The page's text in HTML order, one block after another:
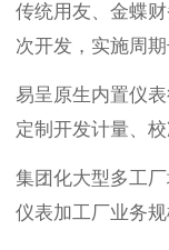
传统用友、金蝶
次开发，实施周
易呈原生内置仪
定制开发计量、校
集团化大型多工
仪表加工厂业务